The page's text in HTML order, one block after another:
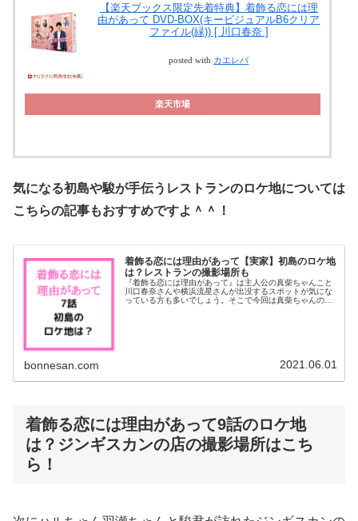
【楽天ブックス限定先着特典】着飾る恋には理
由があって DVD-BOX(キービジュアルB6クリア
ファイル(緑)) [ 川口春奈 ]
posted with カエレバ
楽天市場
気になる初島や駿が手伝うレストランのロケ地については
こちらの記事もおすすめですよ＾＾！
着飾る恋には理由があって【実家】初島のロケ地
は？レストランの撮影場所も
『着飾る恋には理由があって』は主人公の真柴ちゃんこと
川口春奈さんや横浜流星さんが出没するスポットが気にな
っている方も多いでしょう。そこで今回は真柴ちゃんの実
bonnesan.com 2021.06.01
着飾る恋には理由があって9話のロケ地
は？ジンギスカンの店の撮影場所はこち
ら！